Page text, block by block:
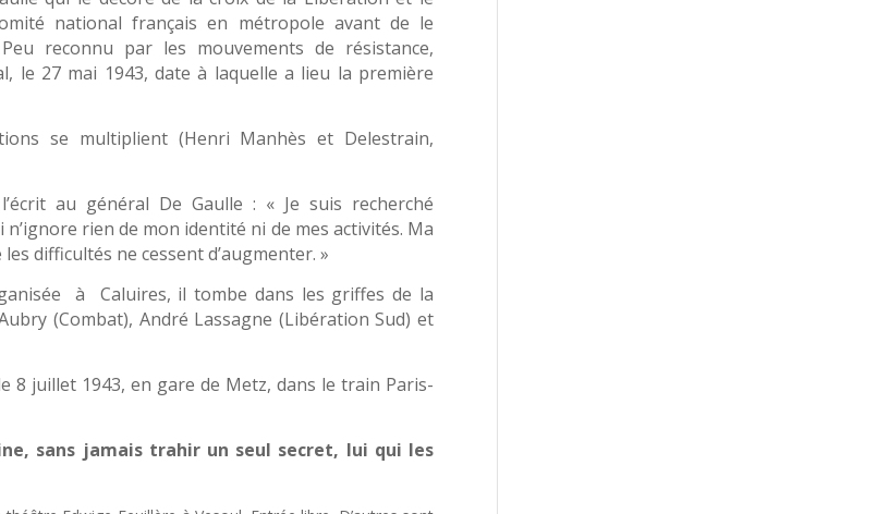
national français en métropole avant de le
reconnu par les mouvements de résistance,
le 27 mai 1943, date à laquelle a lieu la première
se multiplient (Henri Manhès et Delestrain,
au général De Gaulle : « Je suis recherché
rien de mon identité ni de mes activités. Ma
difficultés ne cessent d’augmenter. »
à Caluires, il tombe dans les griffes de la
(Combat), André Lassagne (Libération Sud) et
8 juillet 1943, en gare de Metz, dans le train Paris­
sans jamais trahir un seul secret, lui qui les